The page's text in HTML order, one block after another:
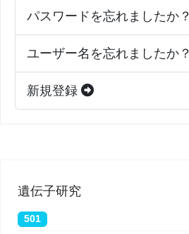
パスワードを忘れましたか？
ユーザー名を忘れましたか？
新規登録
遺伝子研究
501